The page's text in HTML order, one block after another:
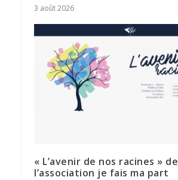
3 août 2026
« L’avenir de nos racines » de
l’association je fais ma part